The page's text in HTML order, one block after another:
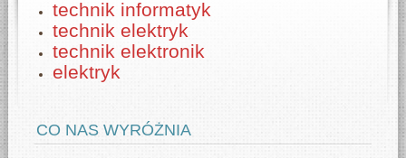
technik informatyk
technik elektryk
technik elektronik
elektryk
CO NAS WYRÓŻNIA